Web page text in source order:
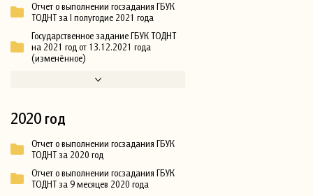
Отчет о выполнении госзадания ГБУК
ТОДНТ за I полугодие 2021 года
Государственное задание ГБУК ТОДНТ
на 2021 год от 13.12.2021 года
(изменённое)
2020 год
Отчет о выполнении госзадания ГБУК
ТОДНТ за 2020 год
Отчет о выполнении госзадания ГБУК
ТОДНТ за 9 месяцев 2020 года